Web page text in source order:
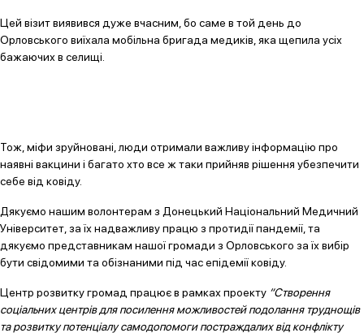
Цей візит виявився дуже вчасним, бо саме в той день до
Орловського виїхала мобільна бригада медиків, яка щепила усіх
бажаючих в селищі.
Тож, міфи зруйновані, люди отримали важливу інформацію про
наявні вакцини і багато хто все ж таки прийняв рішення убезпечити
себе від ковіду.
Дякуємо нашим волонтерам з Донецький Національний Медичний
Університет, за їх надважливу працю з протидії пандемії, та
дякуємо представникам нашої громади з Орловського за їх вибір
бути свідомими та обізнаними під час епідемії ковіду.
Центр розвитку громад працює в рамках проекту “Створення
соціальних центрів для посилення можливостей подолання труднощів
та розвитку потенціалу самодопомоги постраждалих від конфлікту